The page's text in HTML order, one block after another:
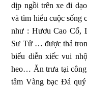
dịp ngồi trên xe đi
và tìm hiểu cuộc sống
như : Hươu Cao Cổ,
Sư Tử … được thả
biểu diễn xiếc vui
heo… Ăn trưa tại công
tâm Vàng bạc Đá